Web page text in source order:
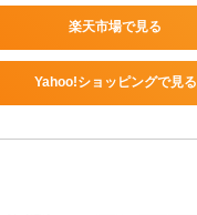
楽天市場で見る
Yahoo!ショッピングで見る